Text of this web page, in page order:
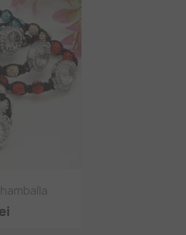
rapidă